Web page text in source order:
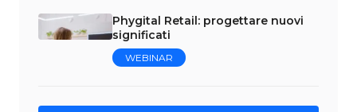
Phygital Retail: progettare nuovi
significati
WEBINAR